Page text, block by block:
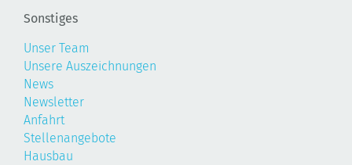
Sonstiges
Unser Team
Unsere Auszeichnungen
News
Newsletter
Anfahrt
Stellenangebote
Hausbau